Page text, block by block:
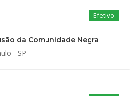
Efetivo
da Comunidade Negra
- SP